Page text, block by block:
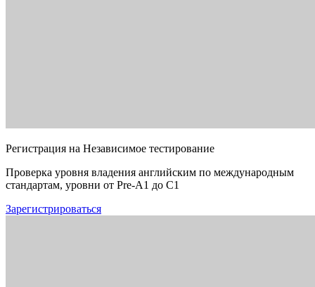
Регистрация на Независимое тестирование
Проверка уровня владения английским по международным
стандартам, уровни от Pre-A1 до C1
Зарегистрироваться